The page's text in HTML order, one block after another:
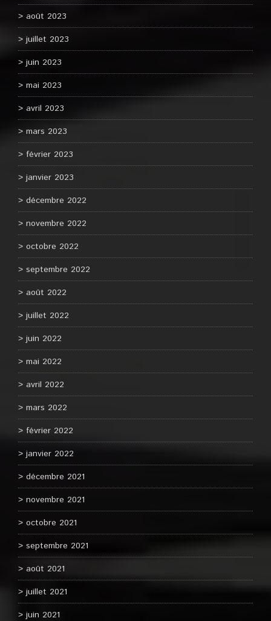
août 2023
juillet 2023
juin 2023
mai 2023
avril 2023
mars 2023
février 2023
janvier 2023
décembre 2022
novembre 2022
octobre 2022
septembre 2022
août 2022
juillet 2022
juin 2022
mai 2022
avril 2022
mars 2022
février 2022
janvier 2022
décembre 2021
novembre 2021
octobre 2021
septembre 2021
août 2021
juillet 2021
juin 2021